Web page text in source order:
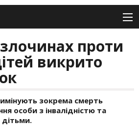
проти
викрито
зокрема смерть
особи з інвалідністю та
дітьми.